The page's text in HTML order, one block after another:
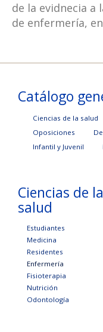
de la evidnecia a
de enfermería,
Catálogo
Ciencias de la salud
Oposiciones
Infantil y Juvenil
Ciencias de la
salud
Estudiantes
Medicina
Residentes
Enfermería
Fisioterapia
Nutrición
Odontología